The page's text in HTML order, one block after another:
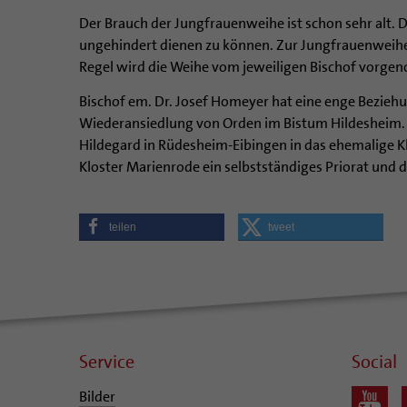
Der Brauch der Jungfrauenweihe ist schon sehr alt.
ungehindert dienen zu können. Zur
Regel wird die Weihe vom jeweiligen Bischof
Bischof em. Dr. Josef Homeyer hat eine enge
Wiederansiedlung von Orden im Bistum
Hildegard in Rüdesheim-Eibingen in das ehemalige
Kloster Marienrode ein selbstständiges Priorat
teilen tweet
Service
Bilder
Social